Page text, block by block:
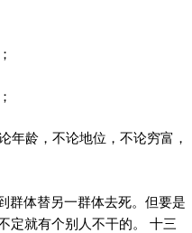
年龄，不论地位，不论穷富，
群体替另一群体去死。但要是
定就有个别人不干的。 十三